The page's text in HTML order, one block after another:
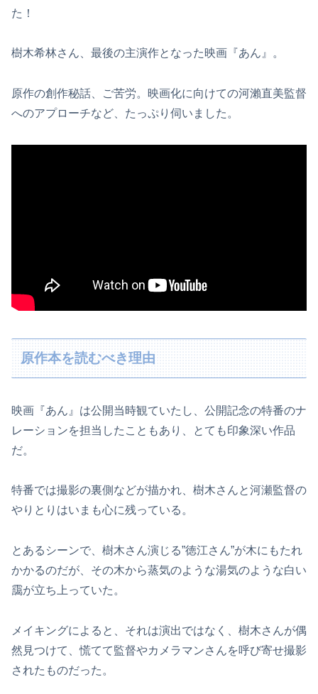
た！
樹木希林さん、最後の主演作となった映画『あん』。
原作の創作秘話、ご苦労。映画化に向けての河瀨直美監督
へのアプローチなど、たっぷり伺いました。
原作本を読むべき理由
映画『あん』は公開当時観ていたし、公開記念の特番のナ
レーションを担当したこともあり、とても印象深い作品
だ。
特番では撮影の裏側などが描かれ、樹木さんと河瀬監督の
やりとりはいまも心に残っている。
とあるシーンで、樹木さん演じる”徳江さん”が木にもたれ
かかるのだが、その木から蒸気のような湯気のような白い
靄が立ち上っていた。
メイキングによると、それは演出ではなく、樹木さんが偶
然見つけて、慌てて監督やカメラマンさんを呼び寄せ撮影
されたものだった。